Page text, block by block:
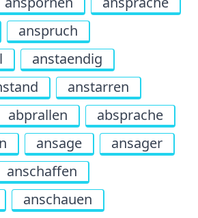
anspruch
anstaendig
anstarren
abprallen
absprache
ansage
ansager
anschaffen
anschauen